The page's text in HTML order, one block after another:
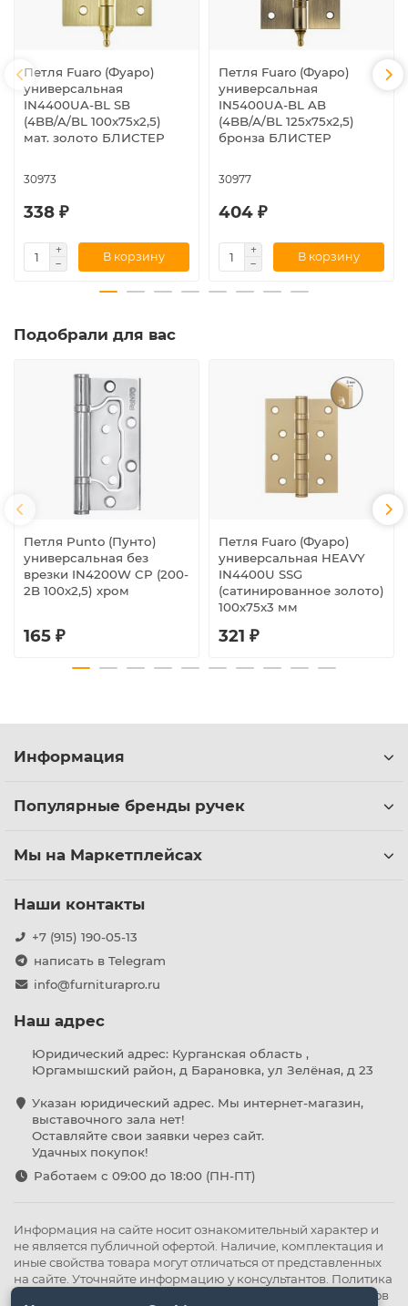
Петля Fuaro (Фуаро)
универсальная
IN4400UA-BL SB
(4BB/A/BL 100x75x2,5)
мат. золото БЛИСТЕР
30973
338 ₽
В корзину
Петля Fuaro (Фуаро)
универсальная
IN5400UA-BL AB
(4BB/A/BL 125x75x2,5)
бронза БЛИСТЕР
30977
404 ₽
В корзину
Подобрали для вас
Петля Punto (Пунто)
универсальная без
врезки IN4200W CP (200-
2B 100x2,5) хром
165 ₽
Петля Fuaro (Фуаро)
универсальная HEAVY
IN4400U SSG
(сатинированное золото)
100х75х3 мм
321 ₽
Информация
Популярные бренды ручек
Мы на Маркетплейсах
Наши контакты
+7 (915) 190-05-13
написать в Telegram
info@furniturapro.ru
Наш адрес
Юридический адрес: Курганская область ,
Юргамышский район, д Барановка, ул Зелёная, д 23
Указан юридический адрес. Мы интернет-магазин,
выставочного зала нет!
Оставляйте свои заявки через сайт.
Удачных покупок!
Работаем с 09:00 до 18:00 (ПН-ПТ)
Информация на сайте носит ознакомительный характер и
не является публичной офертой. Наличие, комплектация и
иные свойства товара могут отличаться от представленных
на сайте. Уточняйте информацию у консультантов. Политика
Политика обработки файлов